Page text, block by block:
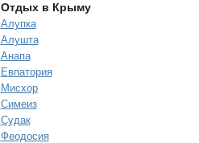
Отдых в Крыму
Алупка
Алушта
Анапа
Евпатория
Мисхор
Симеиз
Судак
Феодосия